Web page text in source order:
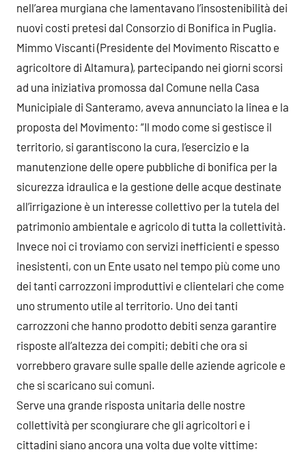
nell’area murgiana che lamentavano l’insostenibilità dei
nuovi costi pretesi dal Consorzio di Bonifica in Puglia.
Mimmo Viscanti (Presidente del Movimento Riscatto e
agricoltore di Altamura), partecipando nei giorni scorsi
ad una iniziativa promossa dal Comune nella Casa
Municipiale di Santeramo, aveva annunciato la linea e la
proposta del Movimento: “Il modo come si gestisce il
territorio, si garantiscono la cura, l’esercizio e la
manutenzione delle opere pubbliche di bonifica per la
sicurezza idraulica e la gestione delle acque destinate
all’irrigazione è un interesse collettivo per la tutela del
patrimonio ambientale e agricolo di tutta la collettività.
Invece noi ci troviamo con servizi inefficienti e spesso
inesistenti, con un Ente usato nel tempo più come uno
dei tanti carrozzoni improduttivi e clientelari che come
uno strumento utile al territorio. Uno dei tanti
carrozzoni che hanno prodotto debiti senza garantire
risposte all’altezza dei compiti; debiti che ora si
vorrebbero gravare sulle spalle delle aziende agricole e
che si scaricano sui comuni.
Serve una grande risposta unitaria delle nostre
collettività per scongiurare che gli agricoltori e i
cittadini siano ancora una volta due volte vittime: